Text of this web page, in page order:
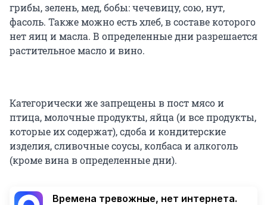
грибы, зелень, мед, бобы: чечевицу, сою, нут,
фасоль. Также можно есть хлеб, в составе которого
нет яиц и масла. В определенные дни разрешается
растительное масло и вино.
Категорически же запрещены в пост мясо и
птица, молочные продукты, яйца (и все продукты,
которые их содержат), сдоба и кондитерские
изделия, сливочные соусы, колбаса и алкоголь
(кроме вина в определенные дни).
Времена тревожные, нет интернета.